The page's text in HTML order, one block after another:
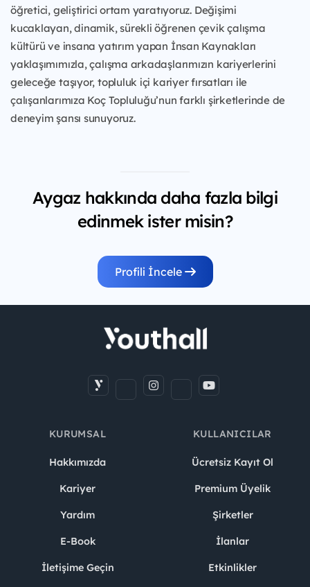
öğretici, geliştirici ortam yaratıyoruz. Değişimi
kucaklayan, dinamik, sürekli öğrenen çevik çalışma
kültürü ve insana yatırım yapan İnsan Kaynakları
yaklaşımımızla, çalışma arkadaşlarımızın kariyerlerini
geleceğe taşıyor, topluluk içi kariyer fırsatları ile
çalışanlarımıza Koç Topluluğu’nun farklı şirketlerinde de
deneyim şansı sunuyoruz.
Aygaz hakkında daha fazla bilgi
edinmek ister misin?
Profili İncele
KURUMSAL
Hakkımızda
Kariyer
Yardım
E-Book
İletişime Geçin
KULLANICILAR
Ücretsiz Kayıt Ol
Premium Üyelik
Şirketler
İlanlar
Etkinlikler